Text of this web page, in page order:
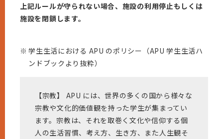
上記ルールが守られない場合、施設の利用停止もしくは
施設を閉鎖します。
※ 学生生活における APU のポリシー（APU 学生生活ハ
ンドブックより抜粋）
【宗教】 APU には、世界の多くの国から様々な
宗教や文化的価値観を持った学生が集まってい
ます。宗教は、それを取巻く文化や信仰する個
人の生活習慣、考え方、生き方、また人生観そ